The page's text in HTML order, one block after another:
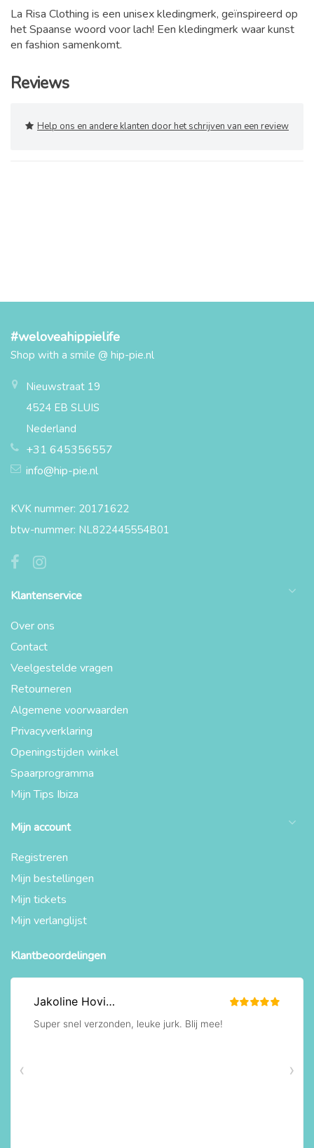
La Risa Clothing is een unisex kledingmerk, geïnspireerd op
het Spaanse woord voor lach! Een kledingmerk waar kunst
en fashion samenkomt.
Reviews
Help ons en andere klanten door het schrijven van een review
#weloveahippielife
Shop with a smile @ hip-pie.nl
Nieuwstraat 19
4524 EB SLUIS
Nederland
+31 645356557
info@hip-pie.nl
KVK nummer: 20171622
btw-nummer: NL822445554B01
Klantenservice
Over ons
Contact
Veelgestelde vragen
Retourneren
Algemene voorwaarden
Privacyverklaring
Openingstijden winkel
Spaarprogramma
Mijn Tips Ibiza
Mijn account
Registreren
Mijn bestellingen
Mijn tickets
Mijn verlanglijst
Klantbeoordelingen